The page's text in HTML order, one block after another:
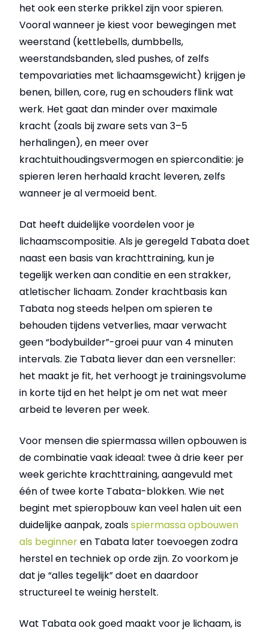
het ook een sterke prikkel zijn voor spieren.
Vooral wanneer je kiest voor bewegingen met
weerstand (kettlebells, dumbbells,
weerstandsbanden, sled pushes, of zelfs
tempovariaties met lichaamsgewicht) krijgen je
benen, billen, core, rug en schouders flink wat
werk. Het gaat dan minder over maximale
kracht (zoals bij zware sets van 3–5
herhalingen), en meer over
krachtuithoudingsvermogen en spierconditie: je
spieren leren herhaald kracht leveren, zelfs
wanneer je al vermoeid bent.
Dat heeft duidelijke voordelen voor je
lichaamscompositie. Als je geregeld Tabata doet
naast een basis van krachttraining, kun je
tegelijk werken aan conditie en een strakker,
atletischer lichaam. Zonder krachtbasis kan
Tabata nog steeds helpen om spieren te
behouden tijdens vetverlies, maar verwacht
geen “bodybuilder”-groei puur van 4 minuten
intervals. Zie Tabata liever dan een versneller:
het maakt je fit, het verhoogt je trainingsvolume
in korte tijd en het helpt je om net wat meer
arbeid te leveren per week.
Voor mensen die spiermassa willen opbouwen is
de combinatie vaak ideaal: twee à drie keer per
week gerichte krachttraining, aangevuld met
één of twee korte Tabata-blokken. Wie net
begint met spieropbouw kan veel halen uit een
duidelijke aanpak, zoalsspiermassa opbouwen
als beginneren Tabata later toevoegen zodra
herstel en techniek op orde zijn. Zo voorkom je
dat je “alles tegelijk” doet en daardoor
structureel te weinig herstelt.
Wat Tabata ook goed maakt voor je lichaam, is